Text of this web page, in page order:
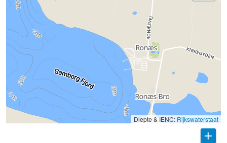
Diepte & IENC: Rijkswaterstaat